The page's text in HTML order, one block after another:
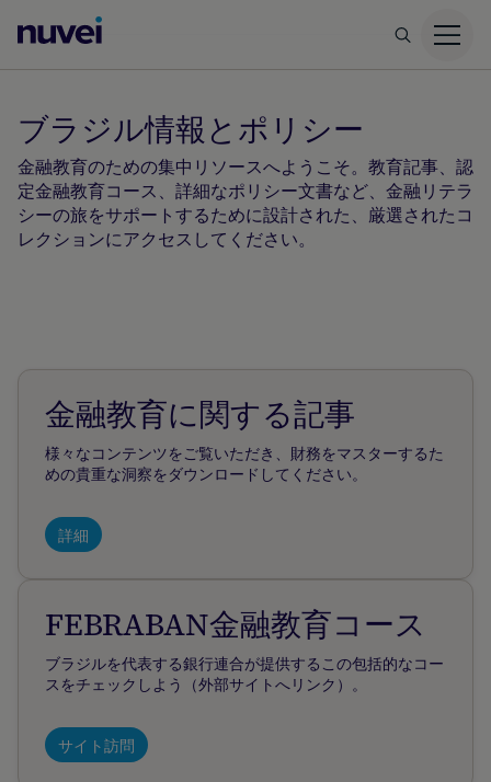
ホ
ム
ペ
ー
ジ
ブラジル情報とポリシー
金融教育のための集中リソースへようこそ。教育記事、認
定金融教育コース、詳細なポリシー文書など、金融リテラ
シーの旅をサポートするために設計された、厳選されたコ
レクションにアクセスしてください。
金融教育に関する記事
様々なコンテンツをご覧いただき、財務をマスターするた
めの貴重な洞察をダウンロードしてください。
詳細
FEBRABAN金融教育コース
ブラジルを代表する銀行連合が提供するこの包括的なコー
スをチェックしよう（外部サイトへリンク）。
サイト訪問